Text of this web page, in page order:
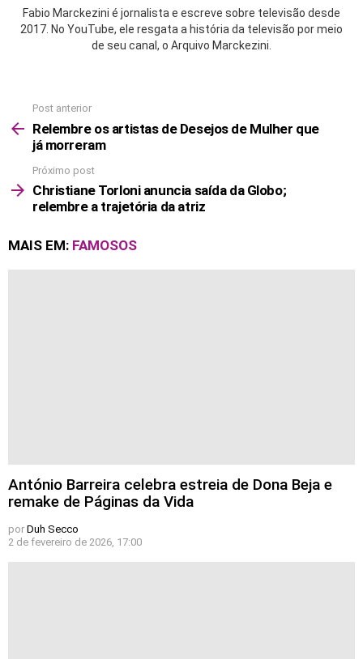
Fabio Marckezini é jornalista e escreve sobre televisão desde
2017. No YouTube, ele resgata a história da televisão por meio
de seu canal, o Arquivo Marckezini.
more
Post anterior
Relembre os artistas de Desejos de Mulher que
já morreram
Próximo post
Christiane Torloni anuncia saída da Globo;
relembre a trajetória da atriz
MAIS EM: FAMOSOS
António Barreira celebra estreia de Dona Beja e
remake de Páginas da Vida
por Duh Secco
2 de fevereiro de 2026, 17:00